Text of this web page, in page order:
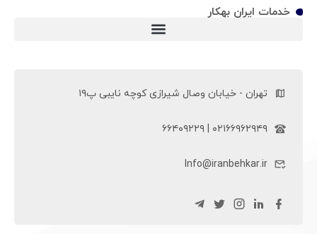
خدمات ایران بهکار
تهران - خیابان وصال شیرازی کوچه نایبی پ۱۹
۰۲۱۶۶۹۶۲۹۴۹ | ۶۶۴۰۹۲۲۹
Info@iranbehkar.ir